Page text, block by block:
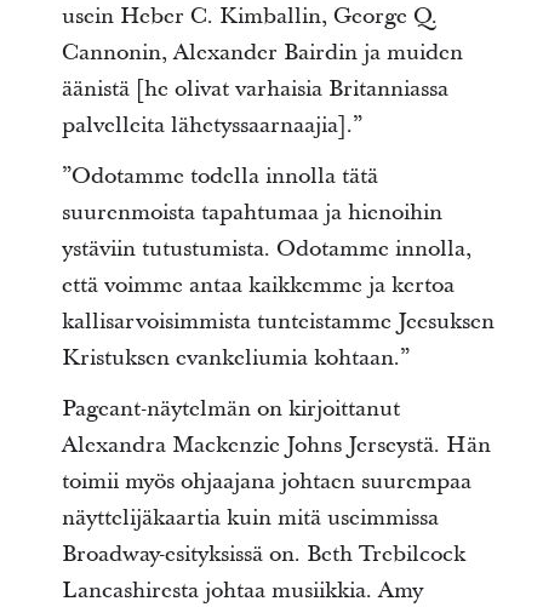
usein Heber C. Kimballin, George Q.
Cannonin, Alexander Bairdin ja muiden
äänistä [he olivat varhaisia Britanniassa
palvelleita lähetyssaarnaajia].”
”Odotamme todella innolla tätä
suurenmoista tapahtumaa ja hienoihin
ystäviin tutustumista. Odotamme innolla,
että voimme antaa kaikkemme ja kertoa
kallisarvoisimmista tunteistamme Jeesuksen
Kristuksen evankeliumia kohtaan.”
Pageant-näytelmän on kirjoittanut
Alexandra Mackenzie Johns Jerseystä. Hän
toimii myös ohjaajana johtaen suurempaa
näyttelijäkaartia kuin mitä useimmissa
Broadway-esityksissä on. Beth Trebilcock
Lancashiresta johtaa musiikkia. Amy